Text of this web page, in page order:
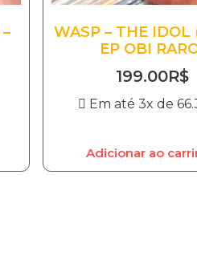
WASP – THE IDOL
EP OBI
199.00R$
Em até 3x de
Adicionar ao